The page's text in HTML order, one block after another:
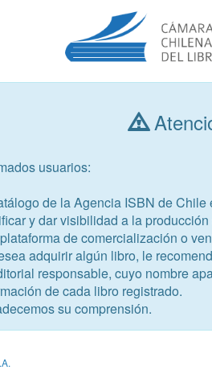
Consultar libros
usuarios:
de la Agencia ISBN de Chile
y dar visibilidad a la
de comercialización o
adquirir algún libro, le
responsable, cuyo nombre
de cada libro registrado.
su comprensión.